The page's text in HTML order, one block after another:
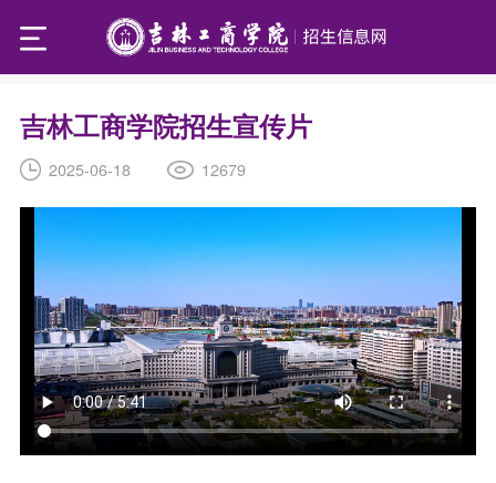
吉林工商学院招生宣传片
2025-06-18 12679